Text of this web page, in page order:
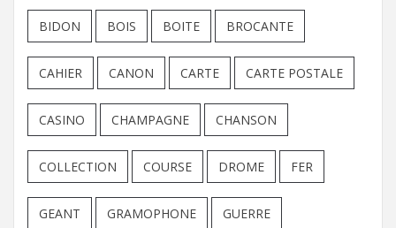
BIDON BOIS BOITE BROCANTE
CAHIER CANON CARTE CARTE POSTALE
CASINO CHAMPAGNE CHANSON
COLLECTION COURSE DROME FER
GEANT GRAMOPHONE GUERRE